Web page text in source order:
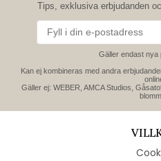
Tips, exklusiva erbjudanden
Gäller endast nya
Kan ej kombineras med andra
Gäller ej: WEBER, AMCA Studios,